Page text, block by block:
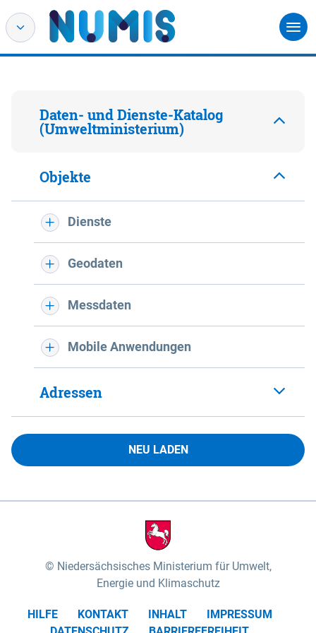
Daten- und Dienste-Katalog
(Umweltministerium)
Objekte
Dienste
Geodaten
Messdaten
Mobile Anwendungen
Adressen
NEU LADEN
Niedersächsisches Ministerium für Umwelt,
Energie und Klimaschutz
HILFE KONTAKT INHALT
IMPRESSUM